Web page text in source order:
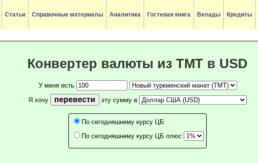
Статьи Справочные материалы Аналитика Гостевая книга Вклады Кредиты
Конвертер валюты из TMT в USD
У меня есть
Я хочу
перевести эту сумму в
По сегодняшнему курсу ЦБ
По сегодняшнему курсу ЦБ плюс